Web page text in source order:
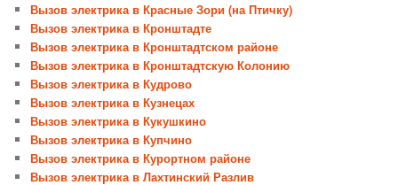
Вызов электрика в Красные Зори (на Птичку)
Вызов электрика в Кронштадте
Вызов электрика в Кронштадтском районе
Вызов электрика в Кронштадтскую Колонию
Вызов электрика в Кудрово
Вызов электрика в Кузнецах
Вызов электрика в Кукушкино
Вызов электрика в Купчино
Вызов электрика в Курортном районе
Вызов электрика в Лахтинский Разлив